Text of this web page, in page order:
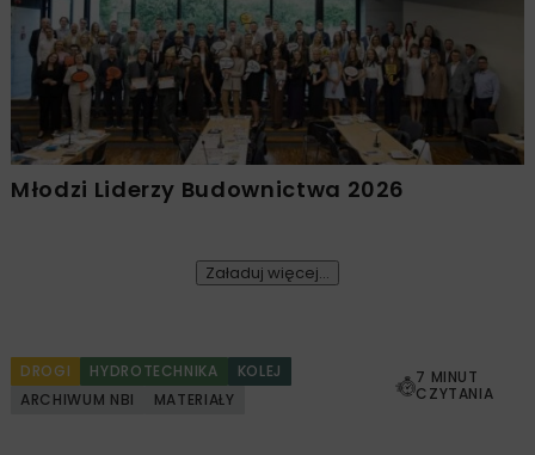
Młodzi Liderzy Budownictwa 2026
Załaduj więcej...
DROGI HYDROTECHNIKA
KOLEJ
ARCHIWUM NBI
MATERIAŁY
7 MINUT
CZYTANIA